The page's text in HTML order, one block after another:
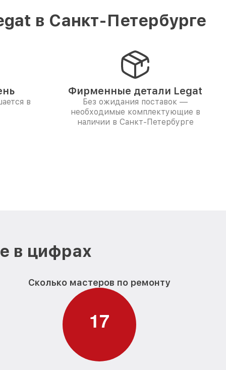
в Санкт-Петербурге
в
Фирменные детали Legat
Без ожидания поставок —
необходимые комплектующие в
наличии в Санкт-Петербурге
в цифрах
Сколько мастеров по ремонту
17